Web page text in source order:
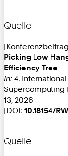
Quelle
Picking Low
Efficiency Tree
In: 4.
Supercomputing
13, 2026
[DOI: 10.18154/
Quelle